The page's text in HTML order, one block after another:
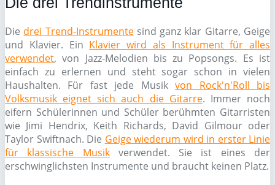
Die drei Trend-Instrumentesind ganz klar Gitarre, Geige
und Klavier. Ein Klavier wird als Instrument für alles
verwendet, von Jazz-Melodien bis zu Popsongs. Es ist
einfach zu erlernen und steht sogar schon in vielen
Haushalten. Für fast jede Musikvon Rock'n'Roll bis
Volksmusik eignet sich auch die Gitarre. Immer noch
eifern Schülerinnen und Schüler berühmten Gitarristen
wie Jimi Hendrix, Keith Richards, David Gilmour oder
Taylor Swiftnach. Die Geige wiederum wird in erster Linie
für klassische Musikverwendet. Sie ist eines der
erschwinglichsten Instrumente und braucht keinen Platz.